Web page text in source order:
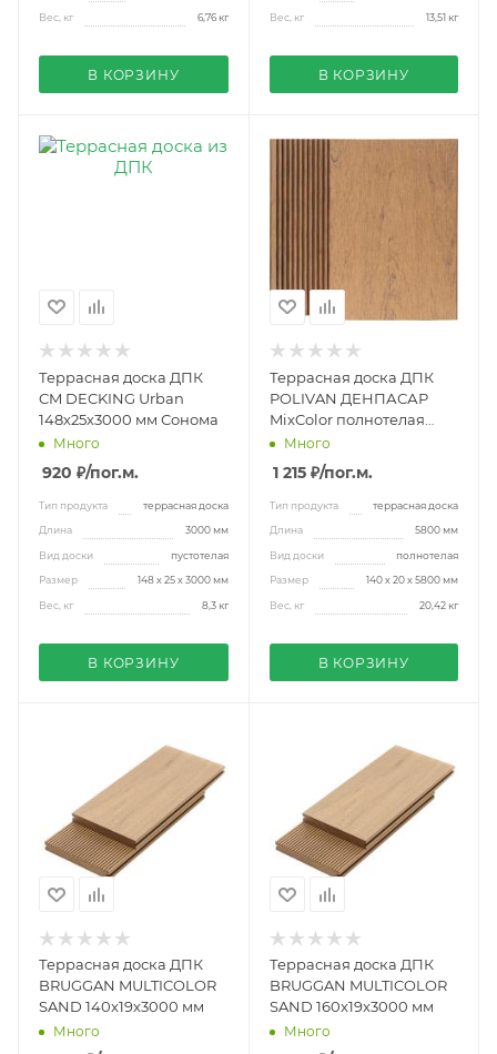
Вес, кг 6,76 кг
В КОРЗИНУ
Вес, кг 13,51 кг
В КОРЗИНУ
Террасная доска ДПК
CM DECKING Urban
148х25х3000 мм Сонома
Много
920 ₽/пог.м.
Тип продукта террасная доска
Длина 3000 мм
Вид доски пустотелая
Размер 148 х 25 х 3000 мм
Вес, кг 8,3 кг
В КОРЗИНУ
Террасная доска ДПК
POLIVAN ДЕНПАСАР
MixColor полнотелая
140х20х5800мм
песочная
Много
1 215 ₽/пог.м.
Тип продукта террасная доска
Длина 5800 мм
Вид доски полнотелая
Размер 140 х 20 х 5800 мм
Вес, кг 20,42 кг
В КОРЗИНУ
Террасная доска ДПК
BRUGGAN MULTICOLOR
SAND 140x19x3000 мм
Много
Террасная доска ДПК
BRUGGAN MULTICOLOR
SAND 160x19x3000 мм
Много